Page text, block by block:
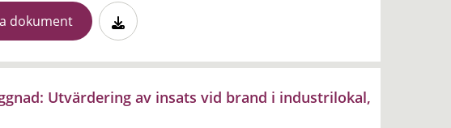
dokument
Utvärdering av insats vid brand i industrilokal,